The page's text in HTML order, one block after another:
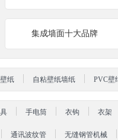
集成墙面十大品牌
纸 自粘壁纸墙纸 PVC壁
手电筒 衣钩 衣架
通讯波纹管 无缝钢管机械